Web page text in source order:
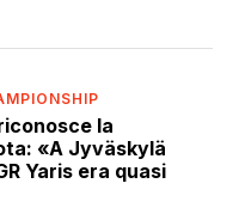
la
«A Jyväskylä
Yaris era quasi